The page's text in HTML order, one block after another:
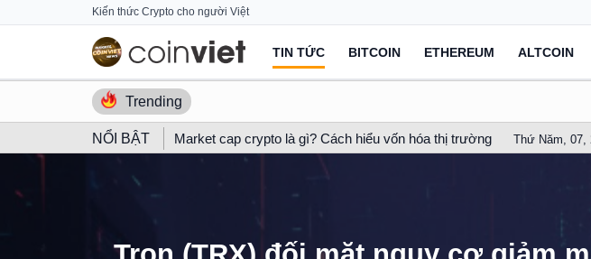
Kiến thức Crypto cho người Việt
TIN TỨC BITCOIN ETHEREUM ALTCOIN
Trending
NỔI BẬT Market cap crypto là gì? Cách hiểu vốn hóa thị trường Thứ Năm, 07,